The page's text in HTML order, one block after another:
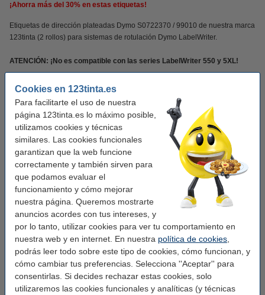
Cookies en 123tinta.es
Para facilitarte el uso de nuestra
página 123tinta.es lo máximo posible,
utilizamos cookies y técnicas
similares. Las cookies funcionales
garantizan que la web funcione
correctamente y también sirven para
que podamos evaluar el
funcionamiento y cómo mejorar
nuestra página. Queremos mostrarte
anuncios acordes con tus intereses, y
por lo tanto, utilizar cookies para ver tu comportamiento en
nuestra web y en internet. En nuestra política de cookies
podrás leer todo sobre este tipo de cookies, cómo funcionan, y
cómo cambiar tus preferencias. Selecciona ''Aceptar'' para
consentirlas. Si decides rechazar estas cookies, solo
utilizaremos las cookies funcionales y analíticas (y técnicas
¡Ahorra más del 30% en estas etiquetas!
Etiquetas de dirección plateadas Dymo S0722370 / 99010 de nuestra marca
123tinta (2 rollos) para sistemas de rotulación Dymo LabelWriter.
ATENCIÓN: ¡No es compatible con las series LabelWriter 550 y 5XL!
¡¡Notarás la diferencia en tu cartera!!
Este producto marca 123tinta incluye garantía del 100%. 1-2-3 ¡sin preocupaciones!.
Características
Marca: 123tinta
Uso: etiquetas de dirección
Adherencia:
Medidas: 28 x 89 mm (AnxL)
Acabado: mate
Cantidad: 2 x 130
Material: papel